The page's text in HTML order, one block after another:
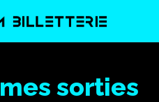
mes sorties